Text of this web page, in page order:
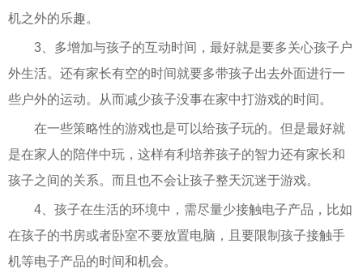
机之外的乐趣。
3、多增加与孩子的互动时间，最好就是要多关心孩子户
外生活。还有家长有空的时间就要多带孩子出去外面进行一
些户外的运动。从而减少孩子没事在家中打游戏的时间。
在一些策略性的游戏也是可以给孩子玩的。但是最好就
是在家人的陪伴中玩，这样有利培养孩子的智力还有家长和
孩子之间的关系。而且也不会让孩子整天沉迷于游戏。
4、孩子在生活的环境中，需尽量少接触电子产品，比如
在孩子的书房或者卧室不要放置电脑，且要限制孩子接触手
机等电子产品的时间和机会。